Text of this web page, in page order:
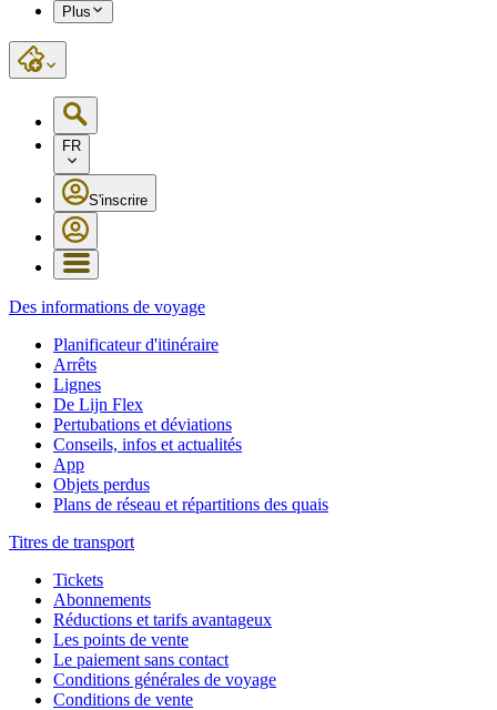
Plus
FR
S'inscrire
Des informations de voyage
Planificateur d'itinéraire
Arrêts
Lignes
De Lijn Flex
Pertubations et déviations
Conseils, infos et actualités
App
Objets perdus
Plans de réseau et répartitions des quais
Titres de transport
Tickets
Abonnements
Réductions et tarifs avantageux
Les points de vente
Le paiement sans contact
Conditions générales de voyage
Conditions de vente